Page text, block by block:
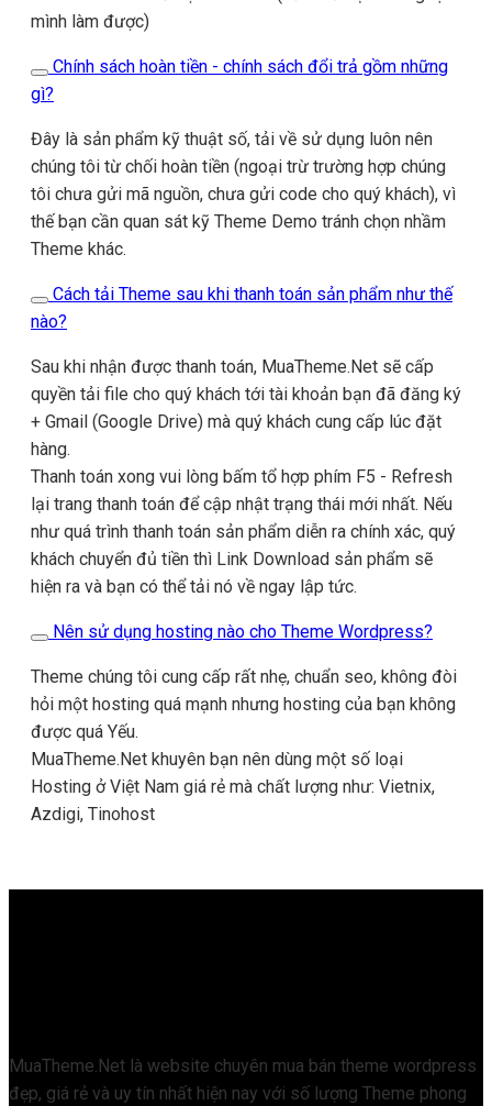
mình làm được)
Chính sách hoàn tiền - chính sách đổi trả gồm những
gì?
Đây là sản phẩm kỹ thuật số, tải về sử dụng luôn nên
chúng tôi từ chối hoàn tiền (ngoại trừ trường hợp chúng
tôi chưa gửi mã nguồn, chưa gửi code cho quý khách), vì
thế bạn cần quan sát kỹ Theme Demo tránh chọn nhầm
Theme khác.
Cách tải Theme sau khi thanh toán sản phẩm như thế
nào?
Sau khi nhận được thanh toán, MuaTheme.Net sẽ cấp
quyền tải file cho quý khách tới tài khoản bạn đã đăng ký
+ Gmail (Google Drive) mà quý khách cung cấp lúc đặt
hàng.
Thanh toán xong vui lòng bấm tổ hợp phím F5 - Refresh
lại trang thanh toán để cập nhật trạng thái mới nhất. Nếu
như quá trình thanh toán sản phẩm diễn ra chính xác, quý
khách chuyển đủ tiền thì Link Download sản phẩm sẽ
hiện ra và bạn có thể tải nó về ngay lập tức.
Nên sử dụng hosting nào cho Theme Wordpress?
Theme chúng tôi cung cấp rất nhẹ, chuẩn seo, không đòi
hỏi một hosting quá mạnh nhưng hosting của bạn không
được quá Yếu.
MuaTheme.Net khuyên bạn nên dùng một số loại
Hosting ở Việt Nam giá rẻ mà chất lượng như: Vietnix,
Azdigi, Tinohost
MuaTheme.Net là website chuyên mua bán theme wordpress
đẹp, giá rẻ và uy tín nhất hiện nay với số lượng Theme phong